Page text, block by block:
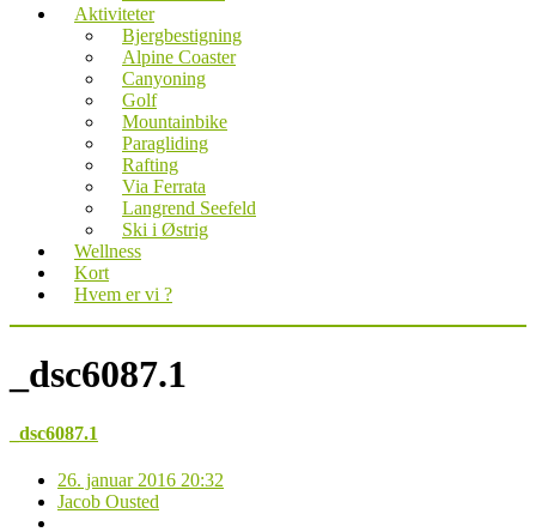
Aktiviteter
Bjergbestigning
Alpine Coaster
Canyoning
Golf
Mountainbike
Paragliding
Rafting
Via Ferrata
Langrend Seefeld
Ski i Østrig
Wellness
Kort
Hvem er vi ?
_dsc6087.1
_dsc6087.1
26. januar 2016 20:32
Jacob Ousted